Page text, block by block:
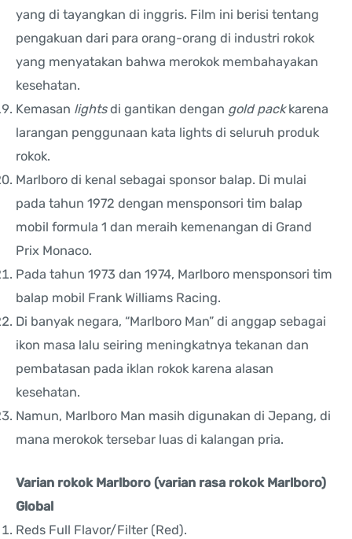
yang di tayangkan di inggris. Film ini berisi tentang
pengakuan dari para orang-orang di industri rokok
yang menyatakan bahwa merokok membahayakan
kesehatan.
Kemasan lightsdi gantikan dengan gold packkarena
larangan penggunaan kata lights di seluruh produk
rokok.
Marlboro di kenal sebagai sponsor balap. Di mulai
pada tahun 1972 dengan mensponsori tim balap
mobil formula 1 dan meraih kemenangan di Grand
Prix Monaco.
Pada tahun 1973 dan 1974, Marlboro mensponsori tim
balap mobil Frank Williams Racing.
Di banyak negara, “Marlboro Man” di anggap sebagai
ikon masa lalu seiring meningkatnya tekanan dan
pembatasan pada iklan rokok karena alasan
kesehatan.
Namun, Marlboro Man masih digunakan di Jepang, di
mana merokok tersebar luas di kalangan pria.
Varian rokok Marlboro (varian rasa rokok Marlboro)
Global
Reds Full Flavor/Filter (Red).